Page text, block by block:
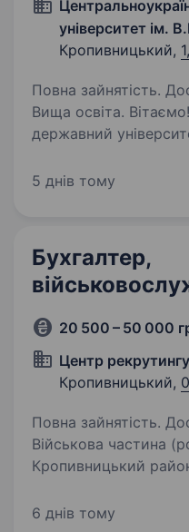
університет ім.
Кропивницький,
Повна зайнятість.
Вища освіта. Вітаємо! Центральноукраїнський
державний
відповідального та
5 днів тому
Бухгалтер,
20 500 – 50 000
Центр рекрутингу
Кропивницький,
Повна зайнятість.
Військова частина
Кропивницький
Вимоги: чоловіки (придатні до частин
6 днів тому